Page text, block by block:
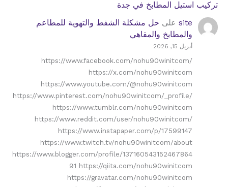
تركيب استيل المطابخ في جدة
site على حل مشكلة الشفط والتهوية للمطاعم
والمطابخ والمقاهي
أبريل 15, 2026
https://www.facebook.com/nohu90winitcom/
https://x.com/nohu90winitcom
https://www.youtube.com/@nohu90winitcom
https://www.pinterest.com/nohu90winitcom/_profile/
https://www.tumblr.com/nohu90winitcom
https://www.reddit.com/user/nohu90winitcom/
https://www.instapaper.com/p/17599147
https://www.twitch.tv/nohu90winitcom/about
https://www.blogger.com/profile/137160543152467864
91 https://qiita.com/nohu90winitcom
https://gravatar.com/nohu90winitcom